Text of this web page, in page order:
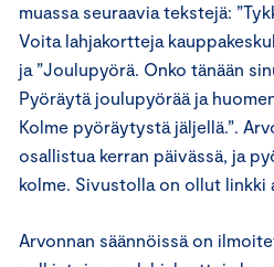
muassa seuraavia tekstejä:
Voita lahjakortteja
ja ”Joulupyörä. Onko tänään
Pyöräytä joulupyörää ja
Kolme pyöräytystä jäljellä.”.
osallistua kerran päivässä, ja
kolme. Sivustolla on ollut linkki
Arvonnan säännöissä on